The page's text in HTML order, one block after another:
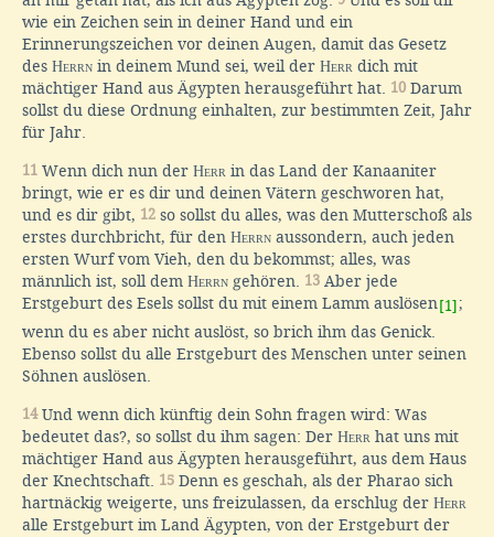
wie ein Zeichen sein in deiner Hand und ein
Erinnerungszeichen vor deinen Augen, damit das Gesetz
des Herrn in deinem Mund sei, weil der Herr dich mit
mächtiger Hand aus Ägypten herausgeführt hat. 10 Darum
sollst du diese Ordnung einhalten, zur bestimmten Zeit, Jahr
für Jahr.
11 Wenn dich nun der Herr in das Land der Kanaaniter
bringt, wie er es dir und deinen Vätern geschworen hat,
und es dir gibt, 12 so sollst du alles, was den Mutterschoß als
erstes durchbricht, für den Herrn aussondern, auch jeden
ersten Wurf vom Vieh, den du bekommst; alles, was
männlich ist, soll dem Herrn gehören. 13 Aber jede
Erstgeburt des Esels sollst du mit einem Lamm auslösen [1] ;
wenn du es aber nicht auslöst, so brich ihm das Genick.
Ebenso sollst du alle Erstgeburt des Menschen unter seinen
Söhnen auslösen.
14Und wenn dich künftig dein Sohn fragen wird: Was
bedeutet das?, so sollst du ihm sagen: Der Herr hat uns mit
mächtiger Hand aus Ägypten herausgeführt, aus dem Haus
der Knechtschaft. 15 Denn es geschah, als der Pharao sich
hartnäckig weigerte, uns freizulassen, da erschlug der Herr
alle Erstgeburt im Land Ägypten, von der Erstgeburt der